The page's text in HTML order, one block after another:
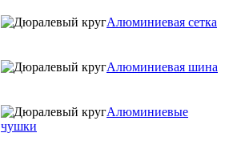
Алюминиевая сетка
Алюминиевая шина
Алюминиевые
чушки